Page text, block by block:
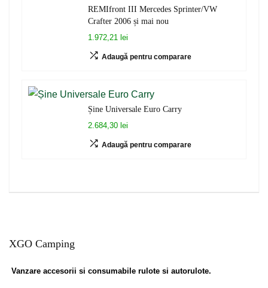
REMIfront III Mercedes Sprinter/VW
Crafter 2006 și mai nou
1.972,21 lei
Adaugă pentru comparare
Șine Universale Euro Carry
2.684,30 lei
Adaugă pentru comparare
XGO Camping
Vanzare accesorii si consumabile rulote si autorulote.